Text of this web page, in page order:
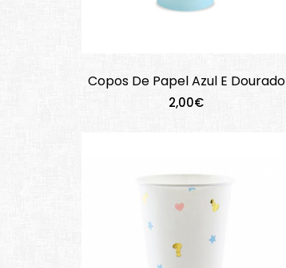
Copos De Papel Azul E Dourado
2,00€